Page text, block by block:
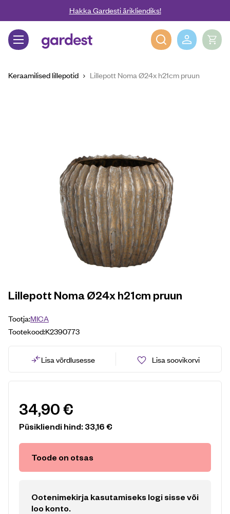
Liigu edasi põhisisu juurdeHakka Gardesti ärikliendiks!
Gardest
Keraamilised lillepotid Lillepott Noma Ø24x h21cm pruun
Lillepott Noma Ø24x h21cm pruun
Tootja:MICA
Tootekood:K2390773
Lisa võrdlusesse Lisa soovikorvi
34,90€
Püsikliendi hind:33,16€
Toode on otsas
Ootenimekirja kasutamiseks logi sisse või
loo konto.